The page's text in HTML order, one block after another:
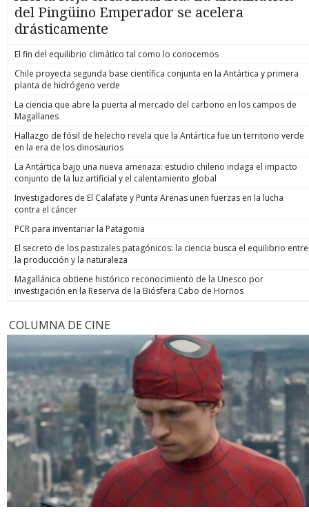
del Pingüino Emperador se acelera
drásticamente
El fin del equilibrio climático tal como lo conocemos
Chile proyecta segunda base científica conjunta en la Antártica y primera
planta de hidrógeno verde
La ciencia que abre la puerta al mercado del carbono en los campos de
Magallanes
Hallazgo de fósil de helecho revela que la Antártica fue un territorio verde
en la era de los dinosaurios
La Antártica bajo una nueva amenaza: estudio chileno indaga el impacto
conjunto de la luz artificial y el calentamiento global
Investigadores de El Calafate y Punta Arenas unen fuerzas en la lucha
contra el cáncer
PCR para inventariar la Patagonia
El secreto de los pastizales patagónicos: la ciencia busca el equilibrio entre
la producción y la naturaleza
Magallánica obtiene histórico reconocimiento de la Unesco por
investigación en la Reserva de la Biósfera Cabo de Hornos
COLUMNA DE CINE